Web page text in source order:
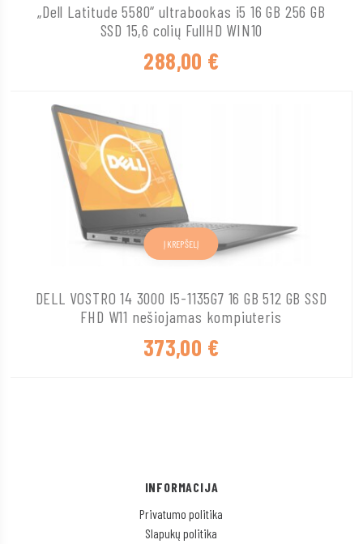
„Dell Latitude 5580“ ultrabookas i5 16 GB 256 GB
SSD 15,6 colių FullHD WIN10
288,00 €
DELL VOSTRO 14 3000 I5-1135G7 16 GB 512 GB SSD
FHD W11 nešiojamas kompiuteris
373,00 €
Į KREPŠELĮ
INFORMACIJA
Privatumo politika
Slapukų politika